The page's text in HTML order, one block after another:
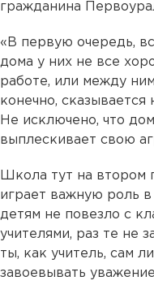
гражданина
«В первую очередь,
дома у них не все
работе, или между
конечно, сказывается
Не исключено, что
выплескивает свою
Школа тут на втором
играет важную роль
детям не повезло с
учителями, раз те не
ты, как учитель, сам
завоевывать